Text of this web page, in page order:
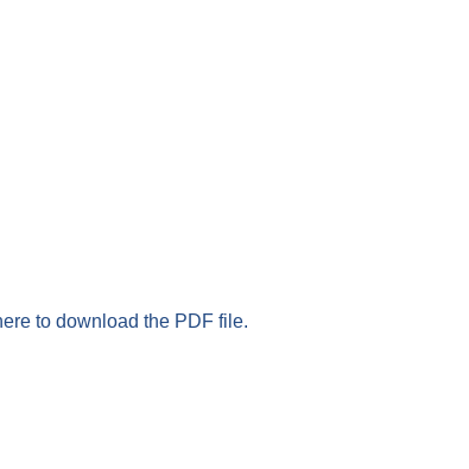
to download the PDF file.